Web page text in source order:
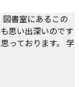
書室にあるこの
思い出深いのです
っております。 学